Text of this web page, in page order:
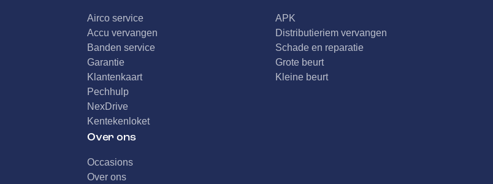
Airco service
Accu vervangen
Banden service
Garantie
Klantenkaart
Pechhulp
NexDrive
Kentekenloket
APK
Distributieriem vervangen
Schade en reparatie
Grote beurt
Kleine beurt
Over ons
Occasions
Over ons